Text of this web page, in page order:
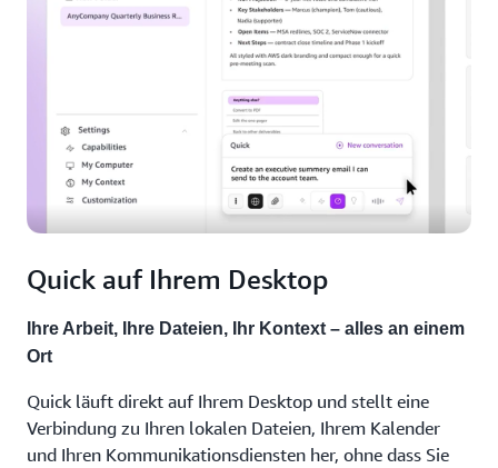
Quick auf Ihrem Desktop
Ihre Arbeit, Ihre Dateien, Ihr Kontext – alles an einem
Ort
Quick läuft direkt auf Ihrem Desktop und stellt eine
Verbindung zu Ihren lokalen Dateien, Ihrem Kalender
und Ihren Kommunikationsdiensten her, ohne dass Sie